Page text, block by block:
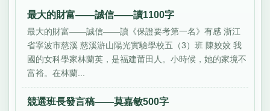
最大的財富——誠信——讀1100字
最大的財富——誠信——讀《保證要考第一名》有感 浙江
省寧波市慈溪 慈溪滸山陽光實驗學校五（3）班 陳姣姣 我
國的女科學家林蘭英，是福建莆田人。小時候，她的家境不
富裕。在林蘭...
競選班長發言稿——莫嘉敏500字